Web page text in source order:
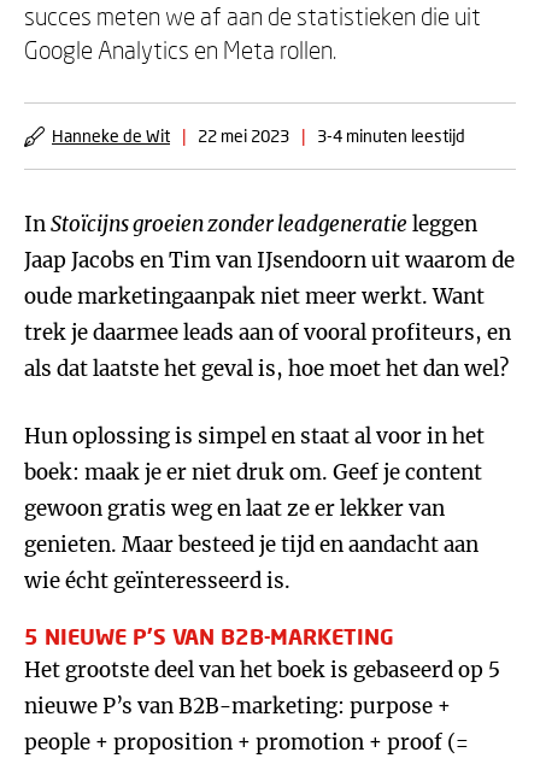
succes meten we af aan de statistieken die uit
Google Analytics en Meta rollen.
Hanneke de Wit | 22 mei 2023 | 3-4 minuten leestijd
InStoïcijns groeien zonder leadgeneratie leggen
Jaap Jacobs en Tim van IJsendoorn uit waarom de
oude marketingaanpak niet meer werkt. Want
trek je daarmee leads aan of vooral profiteurs, en
als dat laatste het geval is, hoe moet het dan wel?
Hun oplossing is simpel en staat al voor in het
boek: maak je er niet druk om. Geef je content
gewoon gratis weg en laat ze er lekker van
genieten. Maar besteed je tijd en aandacht aan
wie écht geïnteresseerd is.
5 NIEUWE P’S VAN B2B-MARKETING
Het grootste deel van het boek is gebaseerd op 5
nieuwe P’s van B2B-marketing: purpose +
people + proposition + promotion + proof (=